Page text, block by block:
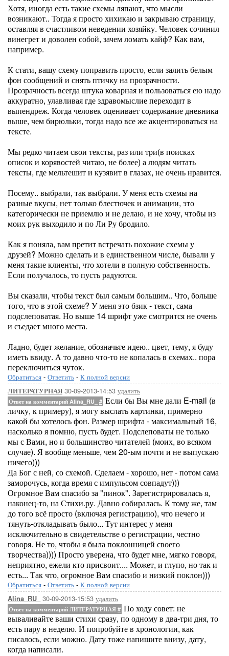
Хотя, иногда есть такие схемы ляпают, что мысли
возникают.. Тогда я просто хихикаю и закрываю страницу,
оставляя в счастливом неведении хозяйку. Человек сочинил
винегрет и доволен собой, зачем ломать кайф? Как вам,
например.
К стати, вашу схему поправить просто, если залить белым
фон сообщений и снять птичку на прозрачности.
Прозрачность всегда штука коварная и пользоваться ею надо
аккуратно, улавливая где здравомыслие переходит в
выпендреж. Когда человек оценивает содержание дневника
выше, чем бирюльки, тогда надо все же акцентироваться на
тексте.
Мы редко читаем свои тексты, раз или три(в поисках
описок и корявостей читаю, не более) а людям читать
тексты, где мельтешит и кузявит в глазах, не очень нравится.
Посему.. выбрали, так выбрали. У меня есть схемы на
разные вкусы, нет только блестючек и анимации, это
категорически не приемлю и не делаю, и не хочу, чтобы из
моих рук выходило и по Ли Ру бродило.
Как я поняла, вам претит встречать похожие схемы у
друзей? Можно сделать и в единственном числе, бывали у
меня такие клиенты, что хотели в полную собственность.
Если получалось, то пусть радуются.
Вы сказали, чтобы текст был самым большим.. Что, больше
того, что в этой схеме? У меня это бзик - текст, сама
подслеповатая. Но выше 14 шрифт уже смотрится не очень
и съедает много места.
Ладно, будет желание, обозначьте идею.. цвет, тему, я буду
иметь ввиду. А то давно что-то не копалась в схемах.. пора
переключиться чуток.
Обратиться - Ответить - К полной версии
ЛИТЕРАТУРНАЯ 30-09-2013-14:53 удалить
Ответ на комментарий Alina_RU_ # Если бы Вы мне дали E-mail (в
личку, к примеру), я могу выслать картинки, примерно
какой бы хотелось фон. Размер шрифта - максимальный 16,
насколько я помню, пусть будет. Подслеповаты не только
мы с Вами, но и большинство читателей (моих, во всяком
случае). Я вообще меньше, чем 20-ым почти и не выпускаю
ничего)))
Да Бог с ней, со схемой. Сделаем - хорошо, нет - потом сама
заморочусь, когда время с импульсом совпадут)))
Огромное Вам спасибо за "пинок". Зарегистрировалась я,
наконец-то, на Стихи.ру. Давно собиралась. К тому же, там
до того всё просто (включая регистрацию), что нечего и
тянуть-откладывать было... Тут интерес у меня
исключительно в свидетельстве о регистрации, честно
говоря. Не то, чтобы я была поклонницей своего
творчества)))) Просто уверена, что будет мне, мягко говоря,
неприятно, ежели кто присвоит.... Может, и глупо, но так и
есть... Так что, огромное Вам спасибо и низкий поклон)))
Обратиться - Ответить - К полной версии
Alina_RU_ 30-09-2013-15:53 удалить
Ответ на комментарий ЛИТЕРАТУРНАЯ # По ходу совет: не
вываливайте ваши стихи сразу, по одному в два-три дня, то
есть пару в неделю. И попробуйте в хронологии, как
писалось, если можно. Дату тоже напишите внизу, дату,
когда написали.